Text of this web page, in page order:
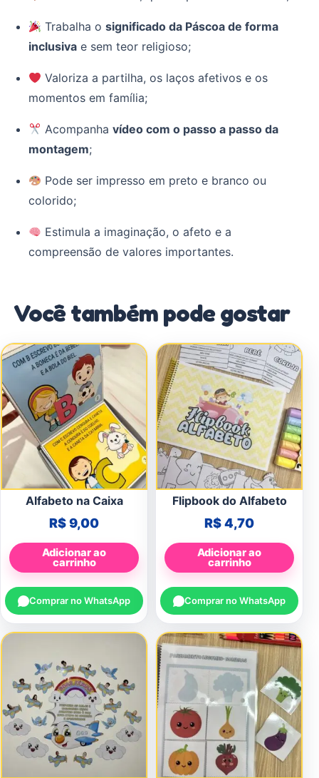
Trabalha osignificado da Páscoa de forma
inclusiva e sem teor religioso;
Valoriza a partilha, os laços afetivos e os
momentos em família;
Acompanhavídeo com o passo a passo da
montagem;
Pode ser impresso em preto e branco ou
colorido;
Estimula a imaginação, o afeto e a
compreensão de valores importantes.
Você também pode gostar
Alfabeto na Caixa
R$9,00
Adicionar ao
carrinho
Comprar no WhatsApp
Flipbook do Alfabeto
R$4,70
Adicionar ao
carrinho
Comprar no WhatsApp